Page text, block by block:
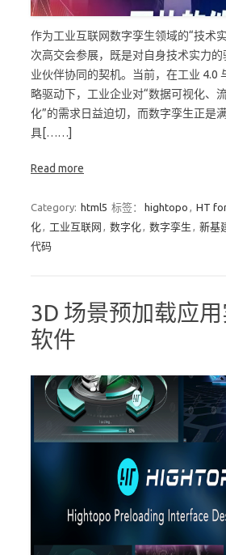
作为工业互联网数字孪生领域的“技术
次高交会参展，既是对自身技术实力
业伙伴协同的契机。当前，在工业 4.0
略驱动下，工业企业对“数据可视化、
化”的需求日益迫切，而数字孪生正是
具[……]
Read more
Category: html5 标签： hightopo , HT
化, 工业互联网 , 数字化, 数字孪生 , 新基
代码
3D 场景预加载应
软件